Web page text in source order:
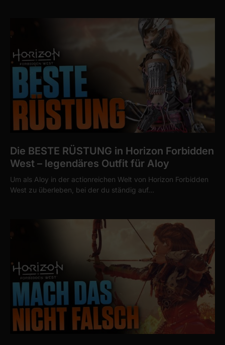
Die BESTE RÜSTUNG in Horizon Forbidden
West – legendäres Outfit für Aloy
Um als Aloy in der actionreichen Welt von Horizon Forbidden
West zu überleben, bei der du ständig auf…